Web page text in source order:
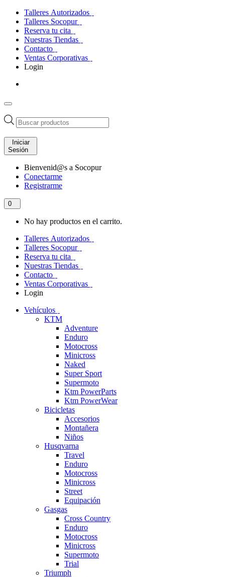
Talleres Autorizados
Talleres Socopur
Reserva tu cita
Nuestras Tiendas
Contacto
Ventas Corporativas
Login
Búsqueda
de
productos
Iniciar
Sesión
Bienvenid@s a Socopur
Conectarme
Registrarme
0
No hay productos en el carrito.
Talleres Autorizados
Talleres Socopur
Reserva tu cita
Nuestras Tiendas
Contacto
Ventas Corporativas
Login
Vehículos
KTM
Adventure
Enduro
Motocross
Minicross
Naked
Super Sport
Supermoto
Ktm PowerParts
Ktm PowerWear
Bicicletas
Accesorios
Montañera
Niños
Husqvarna
Travel
Enduro
Motocross
Minicross
Street
Equipación
Gasgas
Cross Country
Enduro
Motocross
Minicross
Supermoto
Trial
Triumph